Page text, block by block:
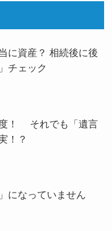
に資産？ 相続後に後
チェック
！ それでも「遺言
！？
になっていません